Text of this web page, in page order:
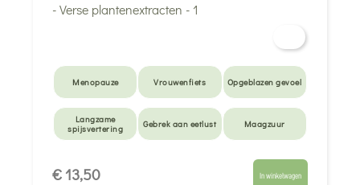
Menopauze Vrouwenfiets Opgeblazen gevoel
Langzame
spijsvertering
Gebrek aan eetlust Maagzuur
€ 13,50 In winkelwagen